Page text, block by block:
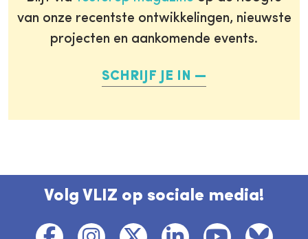
van onze recentste ontwikkelingen, nieuwste
projecten en aankomende events.
SCHRIJF JE IN
Volg VLIZ op sociale media!